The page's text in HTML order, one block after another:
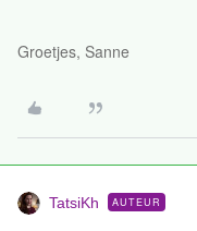
Groetjes, Sanne
TatsiKh AUTEUR